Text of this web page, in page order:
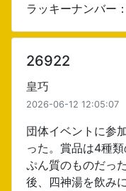
ラッキーナンバー
26922
皇巧
2026-06-12 12:05:07
団体イベントに参
った。賞品は4種
ぷん質のものだっ
後、四神湯を飲み